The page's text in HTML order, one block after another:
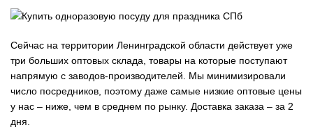
Сейчас на территории Ленинградской области действует уже
три больших оптовых склада, товары на которые поступают
напрямую с заводов-производителей. Мы минимизировали
число посредников, поэтому даже самые низкие оптовые цены
у нас – ниже, чем в среднем по рынку. Доставка заказа – за 2
дня.